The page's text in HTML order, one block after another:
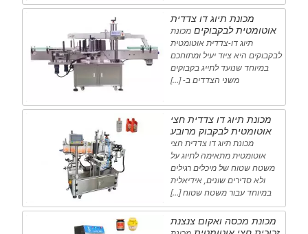
מכונת תיוג דו צדדית
אוטומטית לבקבוקים מכונת
תיוג דו-צדדית אוטומטית
לבקבוקים היא ציוד יעיל ומתוחכם
במיוחד שנועד לתייג בקבוקים
משני הצדדים ב- […]
מכונת תיוג דו צדדית חצי
אוטומטית לבקבוק מרובע
מכונת תיוג דו צדדית חצי
אוטומטית מתאימה לתיוג על
משטח שטוח של מיכלים רגילים
ולא סדירים שונים, אידיאלית
במיוחד עבור משטח שטוח […]
מכונת מכסה ואקום צנצנת